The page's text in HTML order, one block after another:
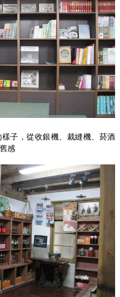
子，從收銀機、裁縫機、菸酒
感